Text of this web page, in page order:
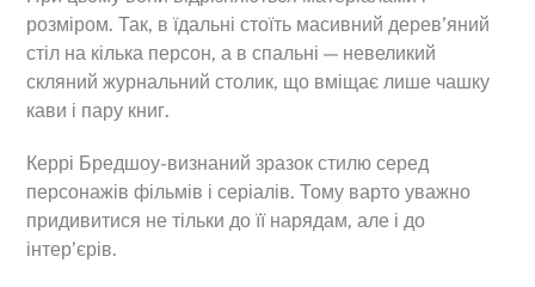
розміром. Так, в їдальні стоїть масивний дерев’яний
стіл на кілька персон, а в спальні — невеликий
скляний журнальний столик, що вміщає лише чашку
кави і пару книг.
Керрі Бредшоу-визнаний зразок стилю серед
персонажів фільмів і серіалів. Тому варто уважно
придивитися не тільки до її нарядам, але і до
інтер’єрів.